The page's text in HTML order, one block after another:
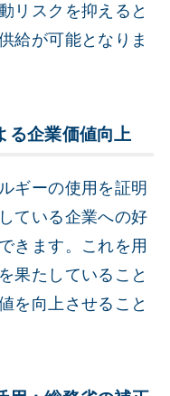
リスクを抑えると
給が可能となりま
る企業価値向上
ギーの使用を証明
ている企業への好
きます。これを用
果たしていること
を向上させること